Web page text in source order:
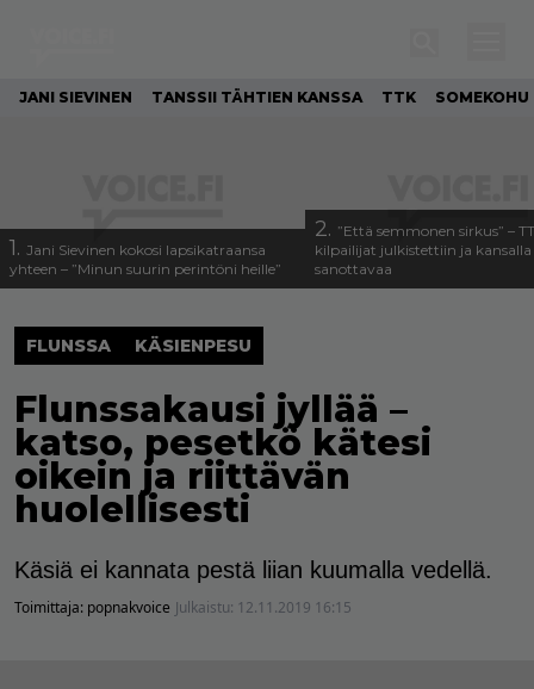
JANI SIEVINEN TANSSII TÄHTIEN KANSSA TTK SOMEKOHU
1. Jani Sievinen kokosi lapsikatraansa
yhteen – ”Minun suurin perintöni heille”
2. ”Että semmonen sirkus” –
kilpailijat julkistettiin ja
sanottavaa
FLUNSSA KÄSIENPESU
Flunssakausi jyllää –
katso, pesetkö kätesi
oikein ja riittävän
huolellisesti
Käsiä ei kannata pestä liian kuumalla vedellä.
Toimittaja: popnakvoice Julkaistu: 12.11.2019 16:15